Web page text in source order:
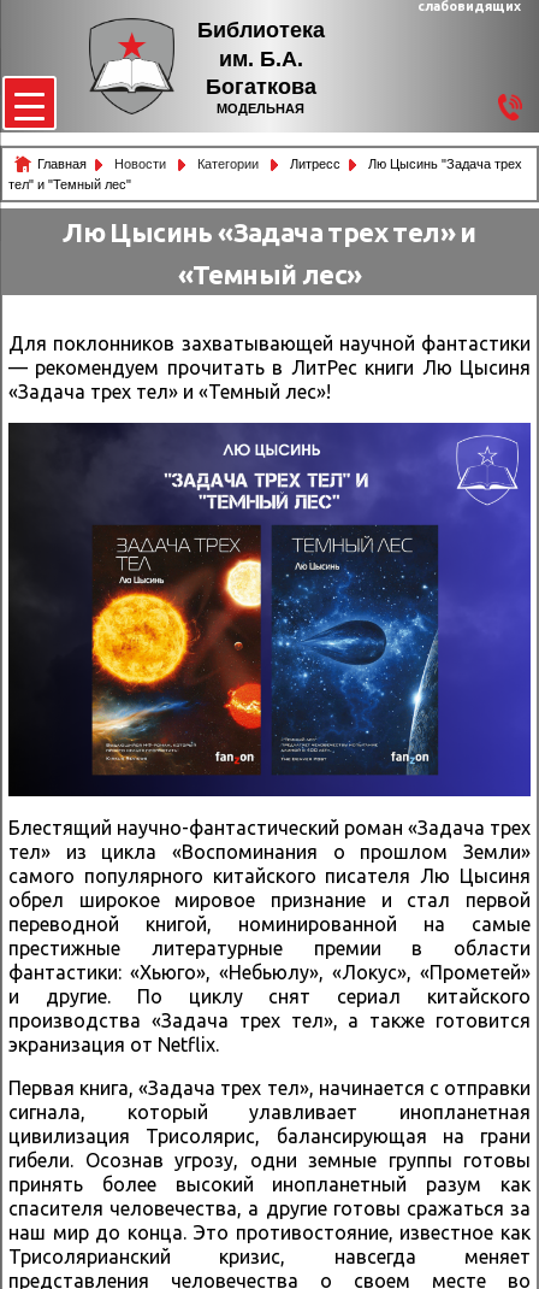
Библиотека
им. Б.А.
Богаткова
МОДЕЛЬНАЯ
слабовидящих
Главная Новости Категории Литресс
Лю Цысинь "Задача трех
тел" и "Темный лес"
Лю Цысинь «Задача трех тел» и
«Темный лес»
Для поклонников захватывающей научной фантастики
— рекомендуем прочитать в ЛитРес книги Лю Цысиня
«Задача трех тел» и «Темный лес»!
Блестящий научно-фантастический роман «Задача трех
тел» из цикла «Воспоминания о прошлом Земли»
самого популярного китайского писателя Лю Цысиня
обрел широкое мировое признание и стал первой
переводной книгой, номинированной на самые
престижные литературные премии в области
фантастики: «Хьюго», «Небьюлу», «Локус», «Прометей»
и другие. По циклу снят сериал китайского
производства «Задача трех тел», а также готовится
экранизация от Netflix.
Первая книга, «Задача трех тел», начинается с отправки
сигнала, который улавливает инопланетная
цивилизация Трисолярис, балансирующая на грани
гибели. Осознав угрозу, одни земные группы готовы
принять более высокий инопланетный разум как
спасителя человечества, а другие готовы сражаться за
наш мир до конца. Это противостояние, известное как
Трисолярианский кризис, навсегда меняет
представления человечества о своем месте во